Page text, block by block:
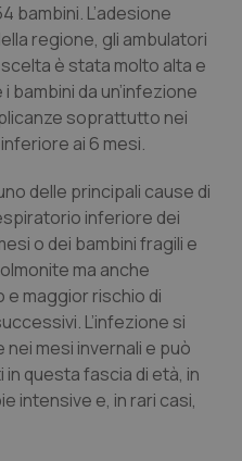
Ulcerosa
neurodegenerative
bambini. L’adesione
regione, gli ambulatori
è stata molto alta e
da un’infezione
soprattutto nei
ai 6 mesi.
delle principali cause di
inferiore dei
o dei bambini fragili e
ma anche
e maggior rischio di
L’infezione si
mesi invernali e può
questa fascia di età, in
intensive e, in rari casi,